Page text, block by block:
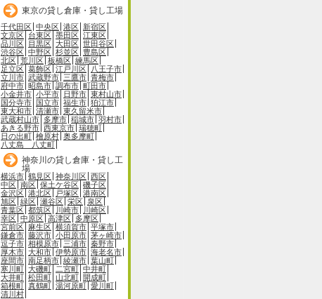
東京の貸し倉庫・貸し工場
千代田区 中央区 港区 新宿区
文京区 台東区 墨田区 江東区
品川区 目黒区 大田区 世田谷区
渋谷区 中野区 杉並区 豊島区
北区 荒川区 板橋区 練馬区
足立区 葛飾区 江戸川区
八王子市
立川市 武蔵野市 三鷹市 青梅市
府中市 昭島市 調布市 町田市
小金井市 小平市 日野市 東村山市
国分寺市
国立市 福生市 狛江市
東大和市 清瀬市 東久留米市
武蔵村山市 多摩市 稲城市 羽村市
あきる野市 西東京市 瑞穂町
日の出町 檜原村 奥多摩町
八丈島 八丈町
神奈川の貸し倉庫・貸し工
場
横浜市 鶴見区 神奈川区 西区
中区 南区 保土ケ谷区 磯子区
金沢区 港北区 戸塚区 港南区
旭区 緑区 瀬谷区 栄区 泉区
青葉区 都筑区 川崎市
川崎区
幸区 中原区 高津区 多摩区
宮前区 麻生区 横須賀市 平塚市
鎌倉市 藤沢市 小田原市 茅ヶ崎市
逗子市 相模原市 三浦市 秦野市
厚木市 大和市 伊勢原市 海老名市
座間市 南足柄市 綾瀬市 葉山町
寒川町 大磯町 二宮町 中井町
大井町 松田町 山北町 開成町
箱根町 真鶴町 湯河原町 愛川町
清川村